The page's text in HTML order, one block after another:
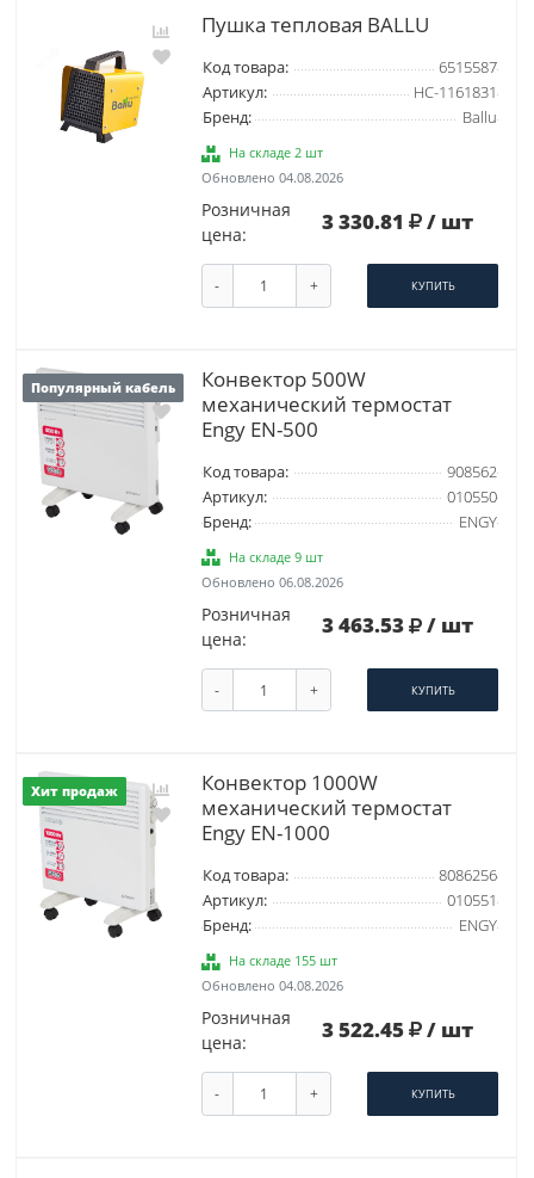
Пушка тепловая BALLU
Код товара:
6515587
Артикул:
НС-1161831
Бренд:
Ballu
На складе 2 шт
Обновлено 04.08.2026
Розничная
цена:
3 330.81 / шт
- + КУПИТЬ
Популярный кабель
Конвектор 500W
механический термостат
Engy EN-500
Код товара:
908562
Артикул:
010550
Бренд:
ENGY
На складе 9 шт
Обновлено 06.08.2026
Розничная
цена:
3 463.53 / шт
- + КУПИТЬ
Хит продаж
Конвектор 1000W
механический термостат
Engy EN-1000
Код товара:
8086256
Артикул:
010551
Бренд:
ENGY
На складе 155 шт
Обновлено 04.08.2026
Розничная
цена:
3 522.45 / шт
- + КУПИТЬ